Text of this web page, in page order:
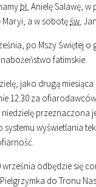
bł. Anielę Salawę, w
Maryi, a w sobotęśw.
po Mszy Świętej o
fatimskie.
jako drugą
12:30 za
niedzielę przeznaczona
systemu wyświetlania
września odbędzie się
do Tronu